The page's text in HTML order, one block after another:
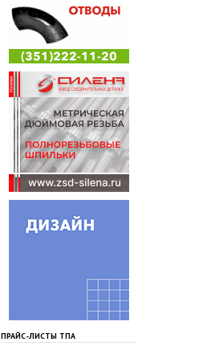
ПРАЙС-ЛИСТЫ ТПА